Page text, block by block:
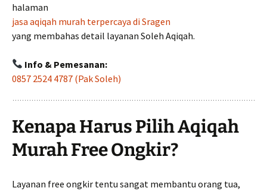
halaman
jasa aqiqah murah terpercaya di Sragen
yang membahas detail layanan Soleh Aqiqah.
Info & Pemesanan:
0857 2524 4787 (Pak Soleh)
Kenapa Harus Pilih Aqiqah
Murah Free Ongkir?
Layanan free ongkir tentu sangat membantu orang tua,